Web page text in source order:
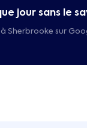
jour sans le
Sherbrooke sur